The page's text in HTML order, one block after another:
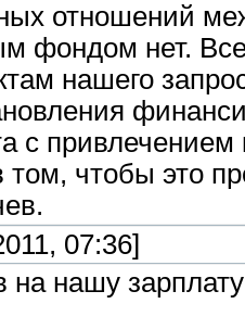
отношений
фондом нет.
нашего
с
том, чтобы это
07:36]
нашу